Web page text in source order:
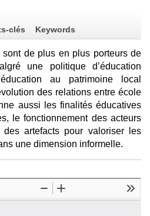
clés Keywords
de plus en plus porteurs de
une politique d’éducation
au patrimoine local
des relations entre école
aussi les finalités éducatives
le fonctionnement des acteurs
artefacts pour valoriser les
une dimension informelle.